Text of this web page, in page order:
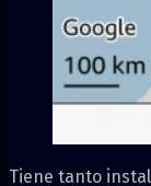
Tiene tanto